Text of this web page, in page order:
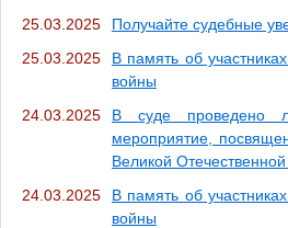
25.03.2025
Получайте судебные
25.03.2025
В память об
войны
24.03.2025
В суде проведено
мероприятие,
Великой
24.03.2025
В память об
войны